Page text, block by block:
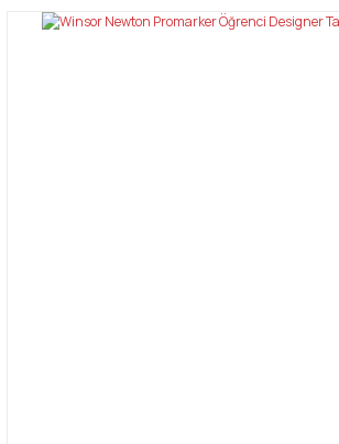
Bu ürüne ilk yorumu siz yapın!
tarafımıza iletebilirsiniz.